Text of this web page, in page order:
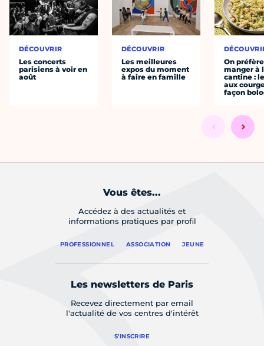
DÉCOUVRIR
Les concerts
parisiens à voir en
août
DÉCOUVRIR
Les meilleures
expos du moment
à faire en famille
On préfère
manger à
cantine :
aux
façon
Vous êtes...
Accédez à des actualités et
informations pratiques par profil
PROFESSIONNEL ASSOCIATION JEUNE
Les newsletters de Paris
Recevez directement par email
l'actualité de vos centres d'intérêt
S'INSCRIRE